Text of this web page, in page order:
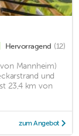
Hervorragend (12)
Mannheim)
und
23,4 km von
zum Angebot